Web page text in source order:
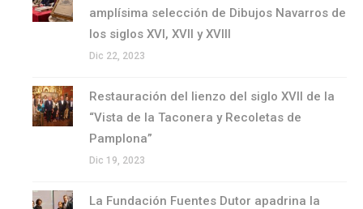
amplísima selección de Dibujos Navarros de
los siglos XVI, XVII y XVIII
Dic 22, 2023
Restauración del lienzo del siglo XVII de la
“Vista de la Taconera y Recoletas de
Pamplona”
Dic 19, 2023
La Fundación Fuentes Dutor apadrina la